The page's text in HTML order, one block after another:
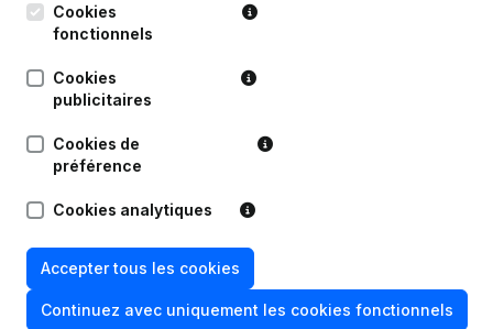
Questions fréquemment posées
Quel est le numéro d'entreprise de Leef Lief?
Quel est l'identifiant PEPPOL de Leef Lief?
Quand la société Leef Lief a-t-elle été créée?
Cookies
fonctionnels
Cookies
publicitaires
Cookies de
préférence
Cookies analytiques
Accepter tous les cookies
Continuez avec uniquement les cookies fonctionnels